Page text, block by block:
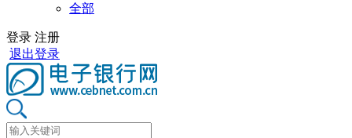
全部
登录 注册
退出登录